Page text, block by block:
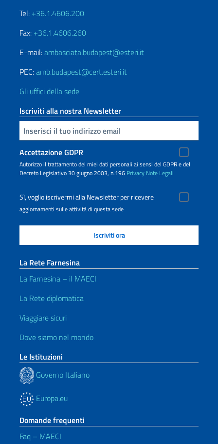
Tel: +36.1.4606.200
Fax: +36.1.4606.260
E-mail:ambasciata.budapest@esteri.it
PEC:amb.budapest@cert.esteri.it
Gli uffici della sede
Iscriviti alla nostra Newsletter
Inserisci la tua email
Accettazione GDPR
Autorizzo il trattamento dei miei dati personali ai sensi del GDPR e del
Decreto Legislativo 30 giugno 2003, n.196 Privacy Note Legali
Sì, voglio iscrivermi alla Newsletter per ricevere
aggiornamenti sulle attività di questa sede
La Rete Farnesina
La Farnesina – il MAECI
La Rete diplomatica
Viaggiare sicuri
Dove siamo nel mondo
Le Istituzioni
Governo Italiano
Europa.eu
Domande frequenti
Faq – MAECI